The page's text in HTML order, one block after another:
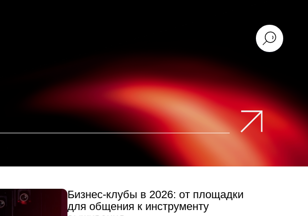
выживания
Бизнес-клуб в 2026 страхует предпринимателя от
ошибок и дает доступ к ресурсам, недоступным